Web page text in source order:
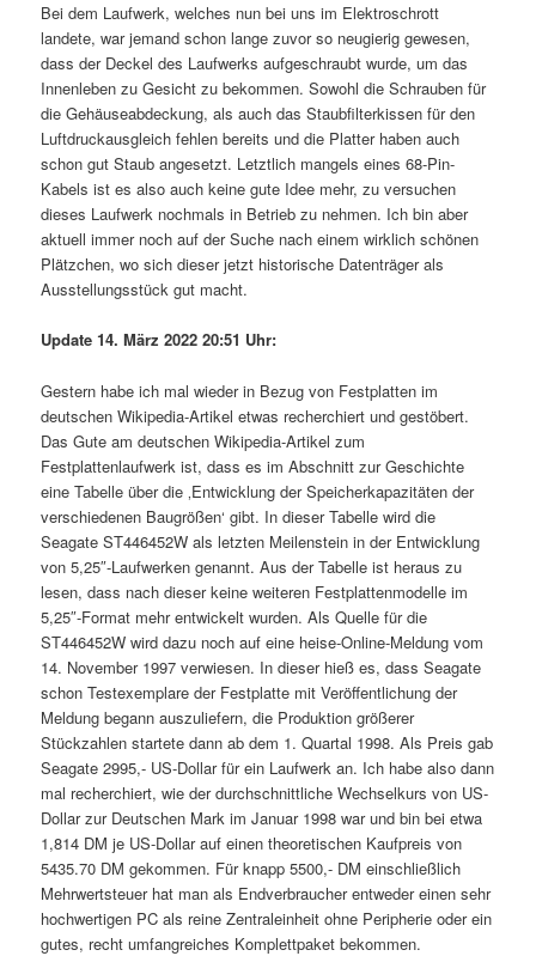
Bei dem Laufwerk, welches nun bei uns im Elektroschrott
landete, war jemand schon lange zuvor so neugierig gewesen,
dass der Deckel des Laufwerks aufgeschraubt wurde, um das
Innenleben zu Gesicht zu bekommen. Sowohl die Schrauben für
die Gehäuseabdeckung, als auch das Staubfilterkissen für den
Luftdruckausgleich fehlen bereits und die Platter haben auch
schon gut Staub angesetzt. Letztlich mangels eines 68-Pin-
Kabels ist es also auch keine gute Idee mehr, zu versuchen
dieses Laufwerk nochmals in Betrieb zu nehmen. Ich bin aber
aktuell immer noch auf der Suche nach einem wirklich schönen
Plätzchen, wo sich dieser jetzt historische Datenträger als
Ausstellungsstück gut macht.
Update 14. März 2022 20:51 Uhr:
Gestern habe ich mal wieder in Bezug von Festplatten im
deutschen Wikipedia-Artikel etwas recherchiert und gestöbert.
Das Gute am deutschen Wikipedia-Artikel zum
Festplattenlaufwerk ist, dass es im Abschnitt zur Geschichte
eine Tabelle über die ‚Entwicklung der Speicherkapazitäten der
verschiedenen Baugrößen‘ gibt. In dieser Tabelle wird die
Seagate ST446452W als letzten Meilenstein in der Entwicklung
von 5,25″-Laufwerken genannt. Aus der Tabelle ist heraus zu
lesen, dass nach dieser keine weiteren Festplattenmodelle im
5,25″-Format mehr entwickelt wurden. Als Quelle für die
ST446452W wird dazu noch auf eine heise-Online-Meldung vom
14. November 1997 verwiesen. In dieser hieß es, dass Seagate
schon Testexemplare der Festplatte mit Veröffentlichung der
Meldung begann auszuliefern, die Produktion größerer
Stückzahlen startete dann ab dem 1. Quartal 1998. Als Preis gab
Seagate 2995,- US-Dollar für ein Laufwerk an. Ich habe also dann
mal recherchiert, wie der durchschnittliche Wechselkurs von US-
Dollar zur Deutschen Mark im Januar 1998 war und bin bei etwa
1,814 DM je US-Dollar auf einen theoretischen Kaufpreis von
5435.70 DM gekommen. Für knapp 5500,- DM einschließlich
Mehrwertsteuer hat man als Endverbraucher entweder einen sehr
hochwertigen PC als reine Zentraleinheit ohne Peripherie oder ein
gutes, recht umfangreiches Komplettpaket bekommen.